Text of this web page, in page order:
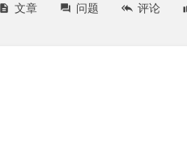
文章 问题 评论